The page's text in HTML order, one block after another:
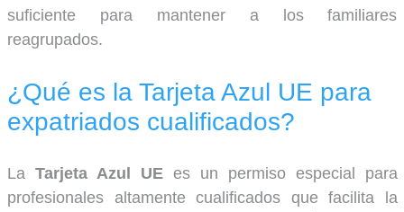
suficiente para mantener a los familiares
reagrupados.
¿Qué es la Tarjeta Azul UE para
expatriados cualificados?
La Tarjeta Azul UEes un permiso especial para
profesionales altamente cualificados que facilita la